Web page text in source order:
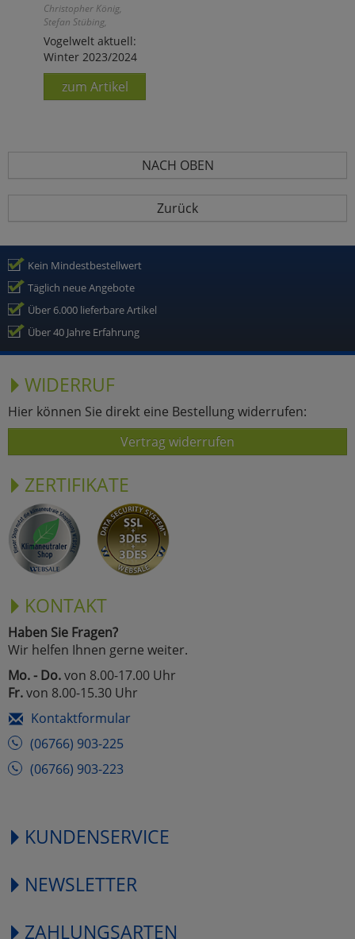
Christopher König,
Stefan Stübing,
Johannes Wahl
Vogelwelt aktuell:
Winter 2023/2024
zum Artikel
NACH OBEN
Zurück
Kein Mindestbestellwert
Täglich neue Angebote
Über 6.000 lieferbare Artikel
Über 40 Jahre Erfahrung
WIDERRUF
Hier können Sie direkt eine Bestellung widerrufen:
Vertrag widerrufen
ZERTIFIKATE
KONTAKT
Haben Sie Fragen?
Wir helfen Ihnen gerne weiter.
Mo. - Do.von 8.00-17.00 Uhr
Fr.von 8.00-15.30 Uhr
Kontaktformular
(06766) 903-225
(06766) 903-223
KUNDENSERVICE
NEWSLETTER
ZAHLUNGSARTEN